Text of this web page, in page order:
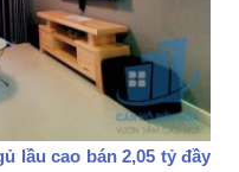
lầu cao bán 2,05 tỷ đầy